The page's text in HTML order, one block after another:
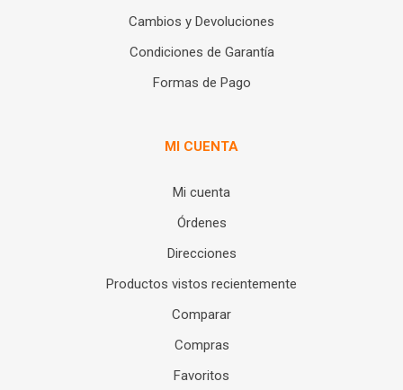
Cambios y Devoluciones
Condiciones de Garantía
Formas de Pago
MI CUENTA
Mi cuenta
Órdenes
Direcciones
Productos vistos recientemente
Comparar
Compras
Favoritos